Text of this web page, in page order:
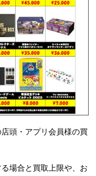
頭・アプリ会員様の買
場合と買取上限や、お